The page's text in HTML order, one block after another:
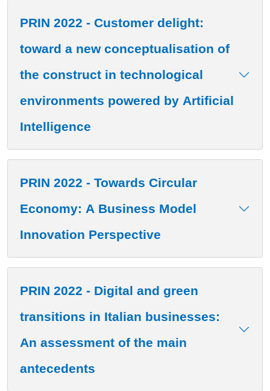
PRIN 2022 - Customer delight:
toward a new conceptualisation of
the construct in technological
environments powered by Artificial
Intelligence
PRIN 2022 - Towards Circular
Economy: A Business Model
Innovation Perspective
PRIN 2022 - Digital and green
transitions in Italian businesses:
An assessment of the main
antecedents